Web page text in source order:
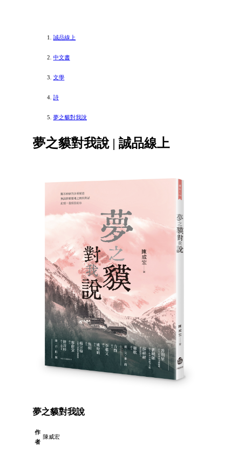
誠品線上
中文書
文學
詩
夢之貘對我說
夢之貘對我說 | 誠品線上
夢之貘對我說
作
者
陳威宏